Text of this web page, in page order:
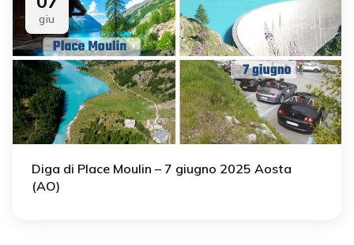
giu
Diga di Place Moulin – 7 giugno 2025 Aosta
(AO)